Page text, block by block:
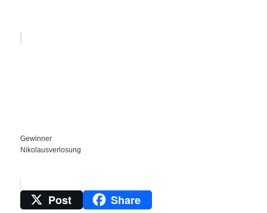
Gewinner
Nikolausverlosung
Post Share